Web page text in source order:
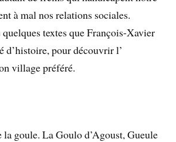
à mal nos relations sociales.
textes que François-Xavier
d’histoire, pour découvrir l’
village préféré.
la goule. La Goulo d’Agoust, Gueule